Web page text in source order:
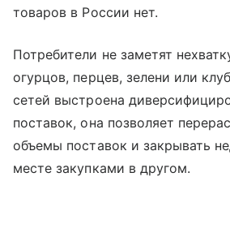
товаров в России нет.
Потребители не заметят
огурцов, перцев, зелени или
сетей выстроена
поставок, она позволяет
объемы поставок и закрывать
месте закупками в другом.